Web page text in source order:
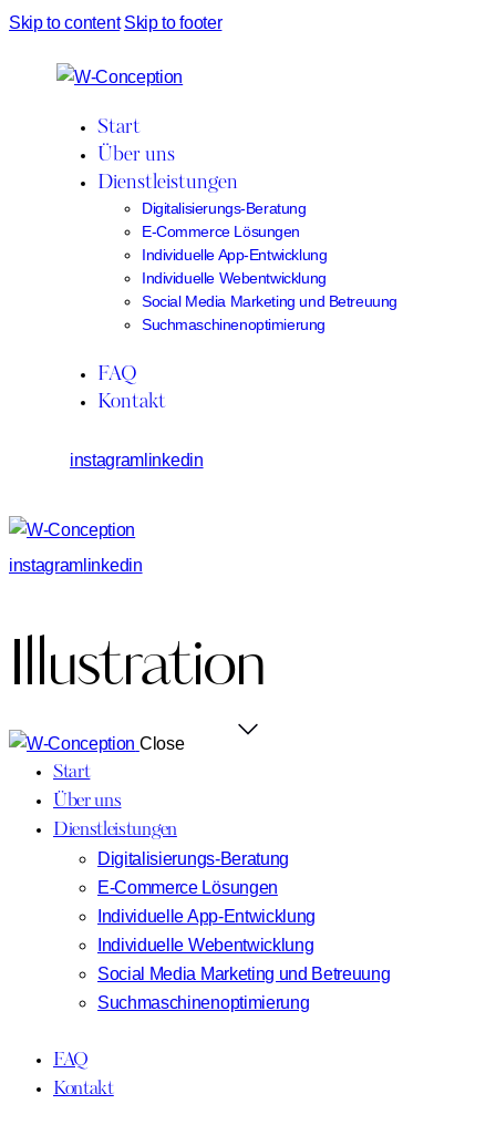
Skip to content Skip to footer
Start
Über uns
Dienstleistungen
Digitalisierungs-Beratung
E-Commerce Lösungen
Individuelle App-Entwicklung
Individuelle Webentwicklung
Social Media Marketing und Betreuung
Suchmaschinenoptimierung
FAQ
Kontakt
instagram linkedin
instagram linkedin
Illustration
Close
Start
Über uns
Dienstleistungen
Digitalisierungs-Beratung
E-Commerce Lösungen
Individuelle App-Entwicklung
Individuelle Webentwicklung
Social Media Marketing und Betreuung
Suchmaschinenoptimierung
FAQ
Kontakt